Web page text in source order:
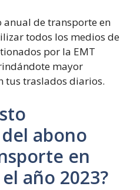
anual de transporte en
todos los medios de
por la EMT
mayor
tus traslados diarios.
abono
en
año 2023?